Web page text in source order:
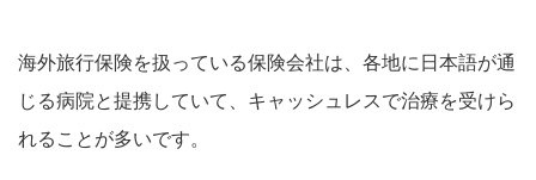
海外旅行保険を扱っている保険会社は、各地に日本語が通
じる病院と提携していて、キャッシュレスで治療を受けら
れることが多いです。